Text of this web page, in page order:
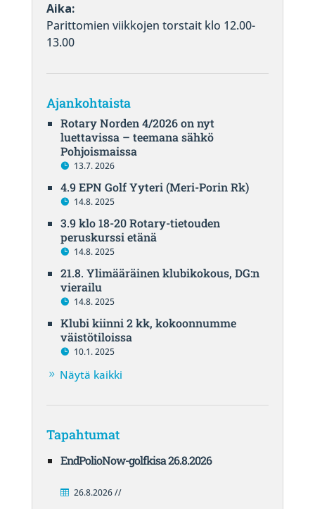
Aika:
Parittomien viikkojen torstait klo 12.00-
13.00
Ajankohtaista
Rotary Norden 4/2026 on nyt
luettavissa – teemana sähkö
Pohjoismaissa
13.7. 2026
4.9 EPN Golf Yyteri (Meri-Porin Rk)
14.8. 2025
3.9 klo 18-20 Rotary-tietouden
peruskurssi etänä
14.8. 2025
21.8. Ylimääräinen klubikokous, DG:n
vierailu
14.8. 2025
Klubi kiinni 2 kk, kokoonnumme
väistötiloissa
10.1. 2025
Näytä kaikki
Tapahtumat
EndPolioNow-golfkisa 26.8.2026
26.8.2026 //